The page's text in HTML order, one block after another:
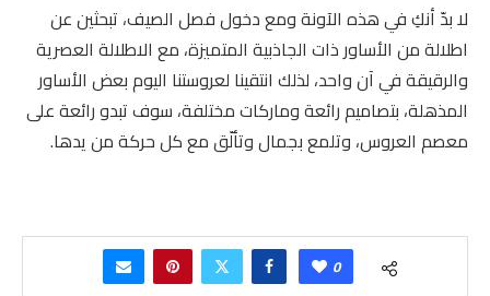
لا بدّ أنكِ في هذه الآونة ومع دخول فصل الصيف، تبحثين عن
اطلالة من الأساور ذات الجاذبية المتميزة، مع الاطلالة العصرية
والرقيقة في آن واحد، لذلك انتقينا لعروستنا اليوم بعض الأساور
المذهلة، بتصاميم رائعة وماركات مختلفة، سوف تبدو رائعة على
معصم العروس، وتلمع بجمال وتألّق مع كل حركة من يدها.
0